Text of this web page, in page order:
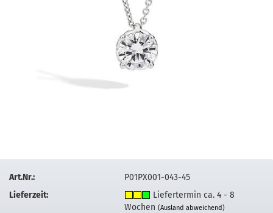
Art.Nr.:
P01PX001-043-45
Lieferzeit:
Liefertermin ca. 4 - 8
Wochen(Ausland abweichend)